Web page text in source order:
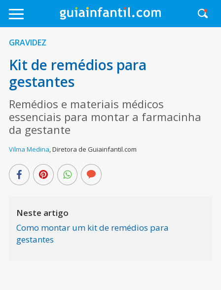
GRAVIDEZ
Kit de remédios para
gestantes
Remédios e materiais médicos
essenciais para montar a farmacinha
da gestante
Vilma Medina,Diretora de Guiainfantil.com
Neste artigo
Como montar um kit de remédios para
gestantes